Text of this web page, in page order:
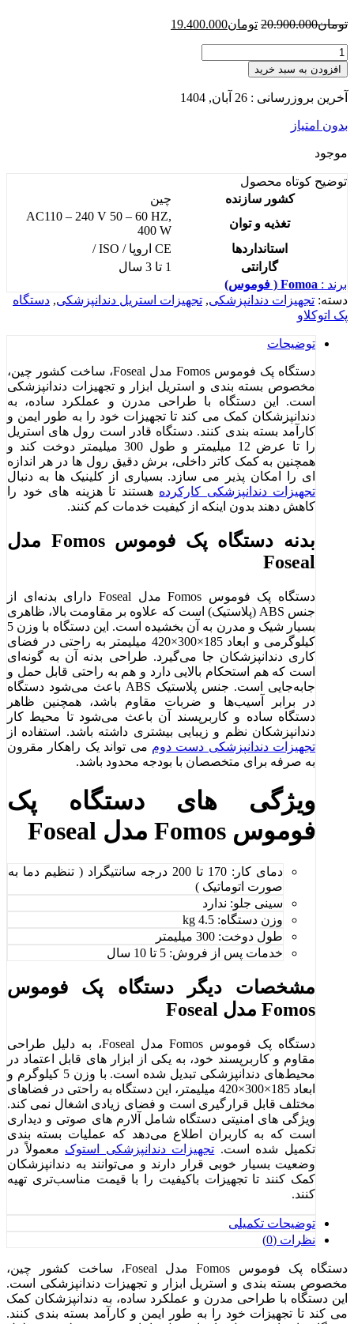
تومان20.900.000 تومان19.400.000
افزودن به سبد خرید
آخرین بروزرسانی : 26 آبان, 1404
بدون امتیاز
موجود
توضیح کوتاه محصول
کشور سازنده
چین
تغذیه و توان
AC110 – 240 V 50 – 60 HZ,
400 W
استانداردها
CE اروپا / ISO /
گارانتی
1 تا 3 سال
برند : Fomoa ( فوموس)
دسته: تجهیزات دندانپزشکی, تجهیزات استریل دندانپزشکی, دستگاه
پک اتوکلاو
توضیحات
دستگاه پک فوموس Fomos مدل Foseal، ساخت کشور چین،
مخصوص بسته ‌بندی و استریل ابزار و تجهیزات دندانپزشکی
است. این دستگاه با طراحی مدرن و عملکرد ساده، به
دندانپزشکان کمک می‌ کند تا تجهیزات خود را به ‌طور ایمن و
کارآمد بسته ‌بندی کنند. دستگاه قادر است رول ‌های استریل
را تا عرض 12 میلیمتر و طول 300 میلیمتر دوخت کند و
همچنین به کمک کاتر داخلی، برش دقیق رول ‌ها در هر اندازه
‌ای را امکان‌ پذیر می‌ سازد. بسیاری از کلینیک‌ ها به دنبال
تجهیزات دندانپزشکی کارکرده هستند تا هزینه ‌های خود را
کاهش دهند بدون اینکه از کیفیت خدمات کم کنند.
بدنه دستگاه پک فوموس Fomos مدل
Foseal
دستگاه پک فوموس Fomos مدل Foseal دارای بدنه‌ای از
جنس ABS (پلاستیک) است که علاوه بر مقاومت بالا، ظاهری
بسیار شیک و مدرن به آن بخشیده است. این دستگاه با وزن 5
کیلوگرمی و ابعاد 185×300×420 میلیمتر به راحتی در فضای
کاری دندانپزشکان جا می‌گیرد. طراحی بدنه آن به گونه‌ای
است که هم استحکام بالایی دارد و هم به راحتی قابل حمل و
جابه‌جایی است. جنس پلاستیک ABS باعث می‌شود دستگاه
در برابر آسیب‌ها و ضربات مقاوم باشد، همچنین ظاهر
دستگاه ساده و کاربرپسند آن باعث می‌شود تا محیط کار
دندانپزشکان نظم و زیبایی بیشتری داشته باشد. استفاده از
تجهیزات دندانپزشکی دست دوم می‌ تواند یک راهکار مقرون
به صرفه برای متخصصان با بودجه محدود باشد.
ویژگی های دستگاه پک
فوموس Fomos مدل Foseal
دمای کار: 170 تا 200 درجه سانتیگراد ( تنظیم دما به
صورت اتوماتیک )
سینی جلو: ندارد
وزن دستگاه: 4.5 kg
طول دوخت: 300 میلیمتر
خدمات پس از فروش: 5 تا 10 سال
مشخصات دیگر دستگاه پک فوموس
Fomos مدل Foseal
دستگاه پک فوموس Fomos مدل Foseal، به دلیل طراحی
مقاوم و کاربرپسند خود، به یکی از ابزار های قابل اعتماد در
محیط‌های دندانپزشکی تبدیل شده است. با وزن 5 کیلوگرم و
ابعاد 185×300×420 میلیمتر، این دستگاه به راحتی در فضاهای
مختلف قابل قرارگیری است و فضای زیادی اشغال نمی‌ کند.
ویژگی‌ های امنیتی دستگاه شامل آلارم‌ های صوتی و دیداری
است که به کاربران اطلاع می‌دهد که عملیات بسته‌ بندی
تکمیل شده است. تجهیزات دندانپزشکی استوک معمولاً در
وضعیت بسیار خوبی قرار دارند و می‌توانند به دندانپزشکان
کمک کنند تا تجهیزات باکیفیت را با قیمت مناسب‌تری تهیه
کنند.
توضیحات تکمیلی
نظرات (0)
دستگاه پک فوموس Fomos مدل Foseal، ساخت کشور چین،
مخصوص بسته ‌بندی و استریل ابزار و تجهیزات دندانپزشکی است.
این دستگاه با طراحی مدرن و عملکرد ساده، به دندانپزشکان کمک
می‌ کند تا تجهیزات خود را به ‌طور ایمن و کارآمد بسته ‌بندی کنند.